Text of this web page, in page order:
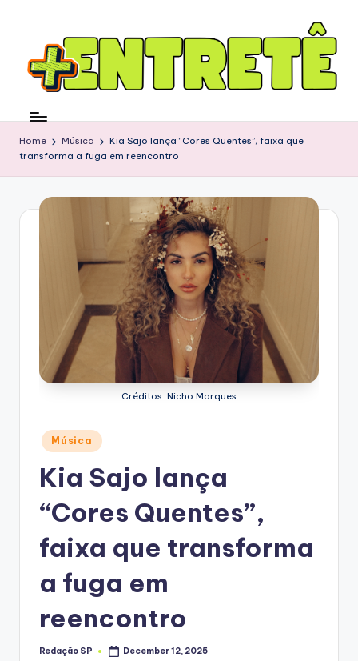
Home Música
Kia Sajo lança “Cores Quentes”, faixa que
transforma a fuga em reencontro
Créditos: Nicho Marques
Posted
in
Música
Kia Sajo lança
“Cores Quentes”,
faixa que transforma
a fuga em
reencontro
Posted
Redação SP December 12, 2025